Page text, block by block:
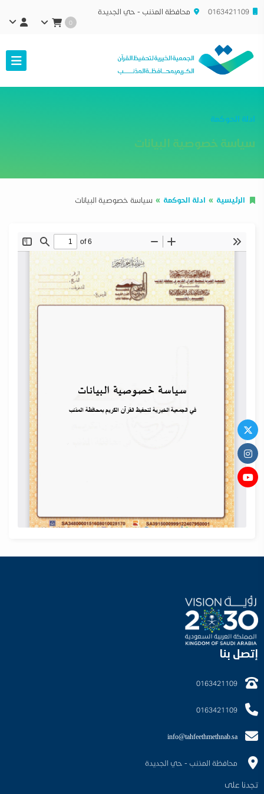
0163421109 محافظة المذنب - حي الجديدة
0
ادلة الحوكمة
سياسة خصوصية البيانات
الرئيسية ادلة الحوكمة سياسة خصوصية البيانات
إتصل بنا
0163421109
0163421109
info@tahfeethmethnab.sa
محافظة المذنب - حي الجديدة
تجدنا على